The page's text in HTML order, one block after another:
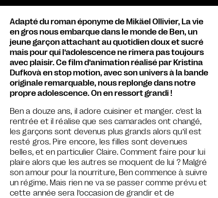
Adapté du roman éponyme de Mikäel Ollivier, La vie
en gros nous embarque dans le monde de Ben, un
jeune garçon attachant au quotidien doux et sucré
mais pour qui l’adolescence ne rimera pas toujours
avec plaisir. Ce film d’animation réalisé par Kristina
Dufkovà en stop motion, avec son univers à la bande
originale remarquable, nous replonge dans notre
propre adolescence. On en ressort grandi !
Ben a douze ans, il adore cuisiner et manger. c’est la
rentrée et il réalise que ses camarades ont changé,
les garçons sont devenus plus grands alors qu’il est
resté gros. Pire encore, les filles sont devenues
belles, et en particulier Claire. Comment faire pour lui
plaire alors que les autres se moquent de lui ? Malgré
son amour pour la nourriture, Ben commence à suivre
un régime. Mais rien ne va se passer comme prévu et
cette année sera l’occasion de grandir et de